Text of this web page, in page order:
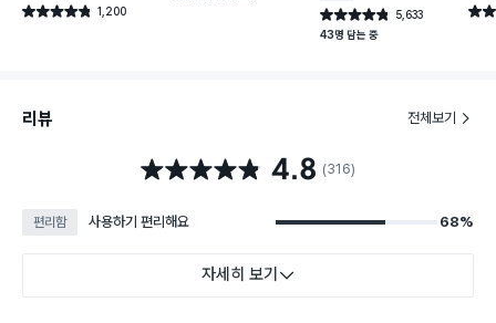
별점 4.8점 1,200
건 작성 별점 4.8점 5,633
건 작성
43명 담는 중
별점
리뷰 전체보기
별점 4.8점 4.8 (316)
편리함 사용하기 편리해요 68%
자세히 보기